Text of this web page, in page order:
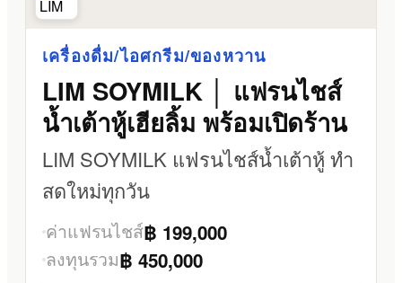
เครื่องดื่ม/ไอศกรีม/ของหวาน
LIM SOYMILK │ แฟรนไชส์
น้ำเต้าหู้เฮียลิ้ม พร้อมเปิดร้าน
LIM SOYMILK แฟรนไชส์น้ำเต้าหู้ ทำ
สดใหม่ทุกวัน
ค่าแฟรนไชส์฿ 199,000
ลงทุนรวม฿ 450,000